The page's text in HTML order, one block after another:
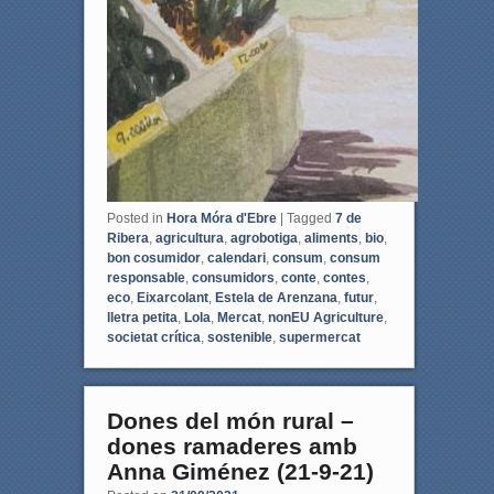
Posted in Hora Móra d'Ebre | Tagged 7 de
Ribera agricultura agrobotiga aliments bio,
bon cosumidor, calendari, consum consum
responsable, consumidors conte, contes
eco, Eixarcolant, Estela de Arenzana futur,
lletra petita Lola Mercat, nonEU Agriculture,
societat crítica sostenible, supermercat
Dones del món rural –
dones ramaderes amb
Anna Giménez (21-9-21)